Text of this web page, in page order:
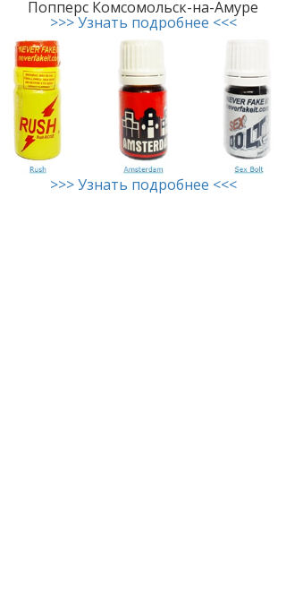
Попперс Комсомольск-на-Амуре
>>> Узнать подробнее <<<
>>> Узнать подробнее <<<